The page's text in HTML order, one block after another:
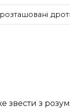
звести з